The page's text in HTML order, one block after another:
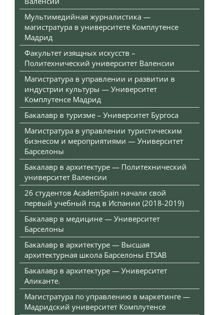
Мультимедийная журналистика —
магистратура в университете Комплутенсе
Мадрид
Факультет изящных искусств –
Политехнический университет Валенсии
Магистратура в управлении и развитии в
индустрии культуры — Университет
Комплутенсе Мадрид
Бакалавр в туризме – Университет Бургоса
Магистратура в управлении туристическим
бизнесом и мероприятиями — Университет
Барселоны
Бакалавр в архитектуре — Политехнический
университет Валенсии
26 студентов AcademSpain начали свой
первый учебный год в Испании (2018-2019)
Бакалавр в медицине — Университет
Барселоны
Бакалавр в архитектуре — Высшая
архитектурная школа Барселоны ETSAB
Бакалавр в архитектуре — Университет
Аликанте.
Магистратура по управлению в маркетинге —
Мадридский университет Комплутенсе